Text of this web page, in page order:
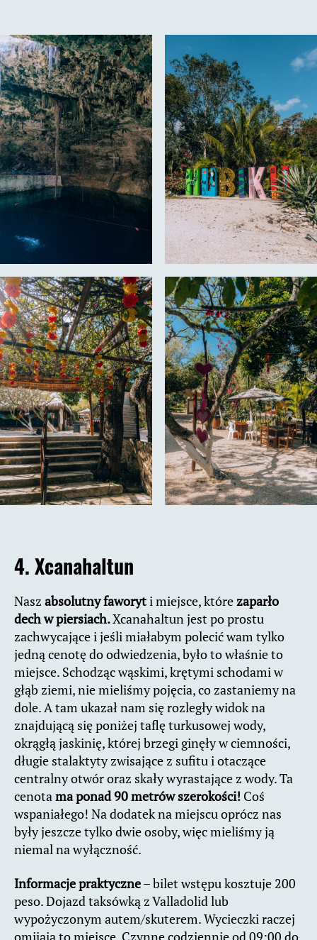
4. Xcanahaltun
Nasz absolutny faworyti miejsce, którezaparło
dech w piersiach.Xcanahaltun jest po prostu
zachwycające i jeśli miałabym polecić wam tylko
jedną cenotę do odwiedzenia, było to właśnie to
miejsce. Schodząc wąskimi, krętymi schodami w
głąb ziemi, nie mieliśmy pojęcia, co zastaniemy na
dole. A tam ukazał nam się rozległy widok na
znajdującą się poniżej taflę turkusowej wody,
okrągłą jaskinię, której brzegi ginęły w ciemności,
długie stalaktyty zwisające z sufitu i otaczące
centralny otwór oraz skały wyrastające z wody. Ta
cenotama ponad 90 metrów szerokości! Coś
wspaniałego! Na dodatek na miejscu oprócz nas
były jeszcze tylko dwie osoby, więc mieliśmy ją
niemal na wyłączność.
Informacje praktyczne– bilet wstępu kosztuje 200
peso. Dojazd taksówką z Valladolid lub
wypożyczonym autem/skuterem. Wycieczki raczej
omijają to miejsce. Czynne codziennie od 09:00 do